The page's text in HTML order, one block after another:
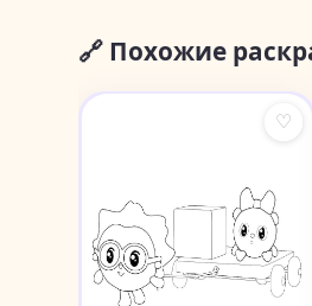
🔗 Похожие
♡